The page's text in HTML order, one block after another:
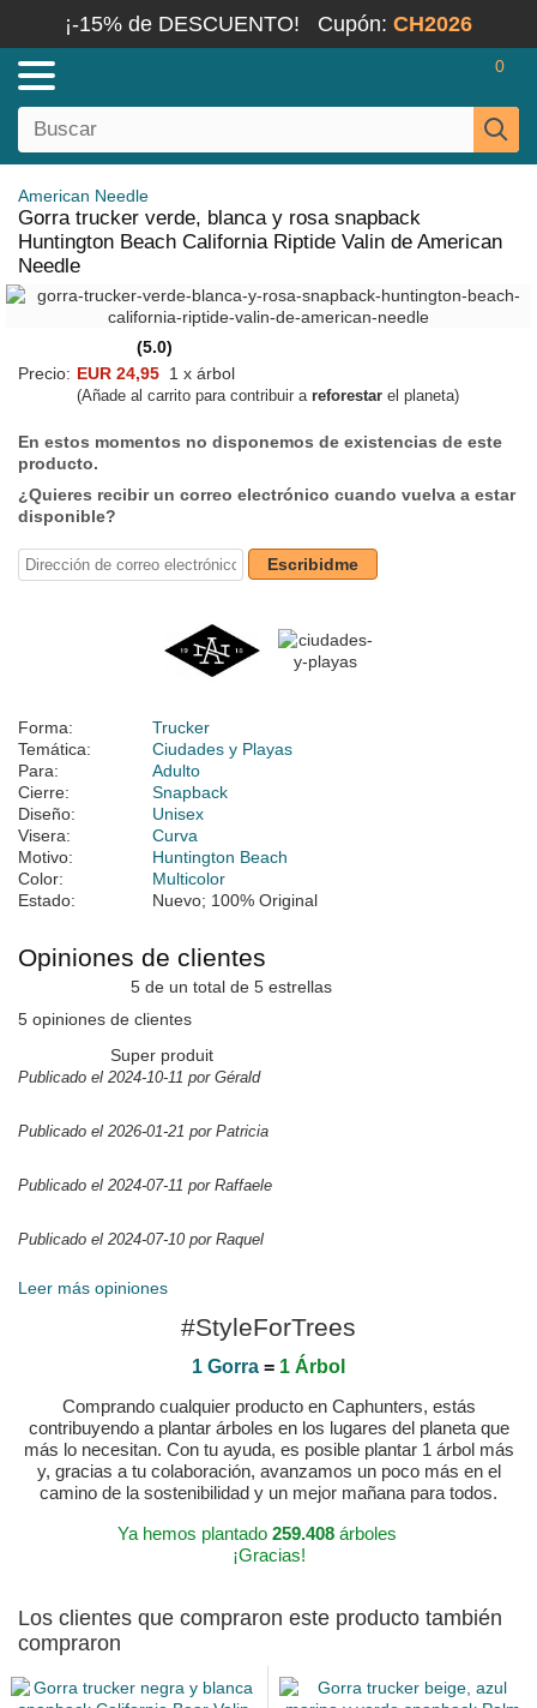
¡-15% de DESCUENTO! Cupón: CH2026
0
American Needle
Gorra trucker verde, blanca y rosa snapback
Huntington Beach California Riptide Valin de American
Needle
(5.0)
Precio: EUR 24,95 1 x árbol
(Añade al carrito para contribuir a reforestar el planeta)
En estos momentos no disponemos de existencias de este
producto.
¿Quieres recibir un correo electrónico cuando vuelva a estar
disponible?
Escribidme
Forma:
Trucker
Temática:
Ciudades y Playas
Para:
Adulto
Cierre:
Snapback
Diseño:
Unisex
Visera:
Curva
Motivo:
Huntington Beach
Color:
Multicolor
Estado:
Nuevo; 100% Original
Opiniones de clientes
5 de un total de 5 estrellas
5 opiniones de clientes
Super produit
Publicado el 2024-10-11 por Gérald
Publicado el 2026-01-21 por Patricia
Publicado el 2024-07-11 por Raffaele
Publicado el 2024-07-10 por Raquel
Leer más opiniones
#StyleForTrees
1 Gorra = 1 Árbol
Comprando cualquier producto en Caphunters, estás
contribuyendo a plantar árboles en los lugares del planeta que
más lo necesitan. Con tu ayuda, es posible plantar 1 árbol más
y, gracias a tu colaboración, avanzamos un poco más en el
camino de la sostenibilidad y un mejor mañana para todos.
Ya hemos plantado 259.408 árboles
¡Gracias!
Los clientes que compraron este producto también
compraron